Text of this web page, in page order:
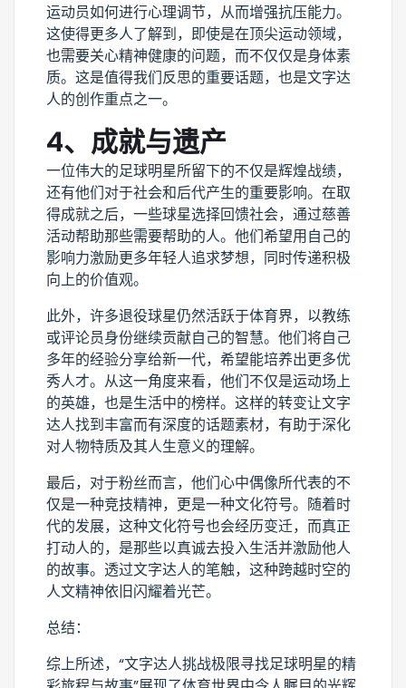
运动员如何进行心理调节，从而增强抗压能力。
这使得更多人了解到，即使是在顶尖运动领域，
也需要关心精神健康的问题，而不仅仅是身体素
质。这是值得我们反思的重要话题，也是文字达
人的创作重点之一。
4、成就与遗产
一位伟大的足球明星所留下的不仅是辉煌战绩，
还有他们对于社会和后代产生的重要影响。在取
得成就之后，一些球星选择回馈社会，通过慈善
活动帮助那些需要帮助的人。他们希望用自己的
影响力激励更多年轻人追求梦想，同时传递积极
向上的价值观。
此外，许多退役球星仍然活跃于体育界，以教练
或评论员身份继续贡献自己的智慧。他们将自己
多年的经验分享给新一代，希望能培养出更多优
秀人才。从这一角度来看，他们不仅是运动场上
的英雄，也是生活中的榜样。这样的转变让文字
达人找到丰富而有深度的话题素材，有助于深化
对人物特质及其人生意义的理解。
最后，对于粉丝而言，他们心中偶像所代表的不
仅是一种竞技精神，更是一种文化符号。随着时
代的发展，这种文化符号也会经历变迁，而真正
打动人的，是那些以真诚去投入生活并激励他人
的故事。透过文字达人的笔触，这种跨越时空的
人文精神依旧闪耀着光芒。
总结：
综上所述，“文字达人挑战极限寻找足球明星的精